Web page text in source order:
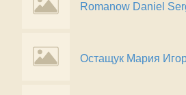
Romanow Daniel
Остащук Мария